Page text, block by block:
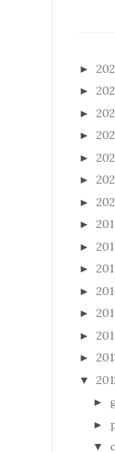
►
►
►
►
►
►
►
►
►
►
►
►
►
►
▼
►
►
▼